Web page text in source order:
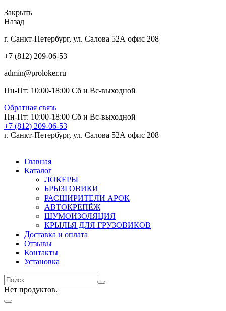
Закрыть
Назад
г. Санкт-Петербург, ул. Салова 52А офис 208
+7 (812) 209-06-53
admin@proloker.ru
Пн-Пт: 10:00-18:00 Сб и Вс-выходной
Обратная связь
Пн-Пт: 10:00-18:00 Сб и Вс-выходной
+7 (812) 209-06-53
г. Санкт-Петербург, ул. Салова 52А офис 208
Главная
Каталог
ЛОКЕРЫ
БРЫЗГОВИКИ
РАСШИРИТЕЛИ АРОК
АВТОКРЕПЁЖ
ШУМОИЗОЛЯЦИЯ
КРЫЛЬЯ ДЛЯ ГРУЗОВИКОВ
Доставка и оплата
Отзывы
Контакты
Установка
Нет продуктов.